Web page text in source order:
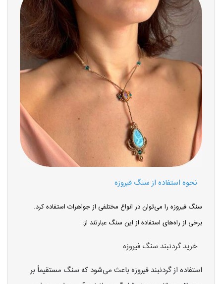
نحوه استفاده از سنگ فیروزه
سنگ فیروزه را می‌توان در انواع مختلفی از جواهرات استفاده کرد.
برخی از راه‌های استفاده از این سنگ عبارتند از:
خرید گردنبند سنگ فیروزه
استفاده از گردنبند فیروزه باعث می‌شود که سنگ مستقیماً بر